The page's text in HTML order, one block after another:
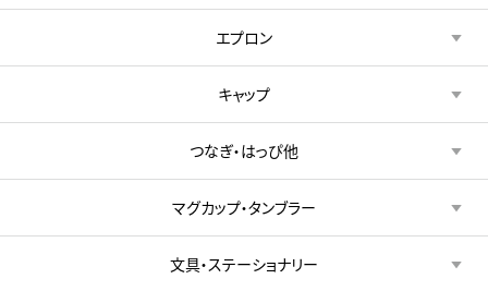
エプロン
キャップ
つなぎ・はっぴ他
マグカップ・タンブラー
文具・ステーショナリー